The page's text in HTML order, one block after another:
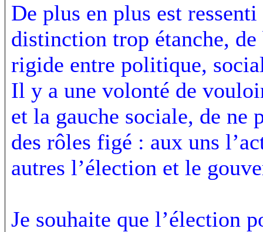
De plus en plus est
distinction trop étanche,
rigide entre politique,
Il y a une volonté de
et la gauche sociale, de ne
des rôles figé : aux uns
autres l’élection et le
Je souhaite que l’élection